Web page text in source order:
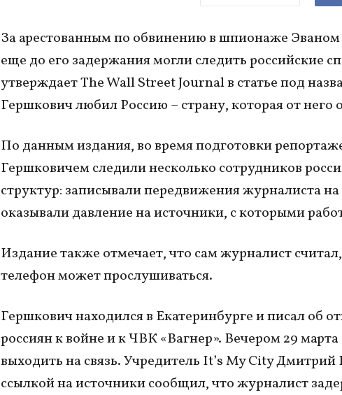
За арестованным по обвинению в шпионаже
еще до его задержания могли следить российские
утверждает The Wall Street Journal в статье под
Гершкович любил Россию – страну, которая от него
По данным издания, во время подготовки
Гершковичем следили несколько сотрудников
структур: записывали передвижения журналиста
оказывали давление на источники, с которыми
Издание также отмечает, что сам журналист
телефон может прослушиваться.
Гершкович находился в Екатеринбурге и писал об
россиян к войне и к ЧВК «Вагнер». Вечером 29 марта
выходить на связь. Учредитель It’s My City Дмитрий
ссылкой на источники сообщил, что журналист